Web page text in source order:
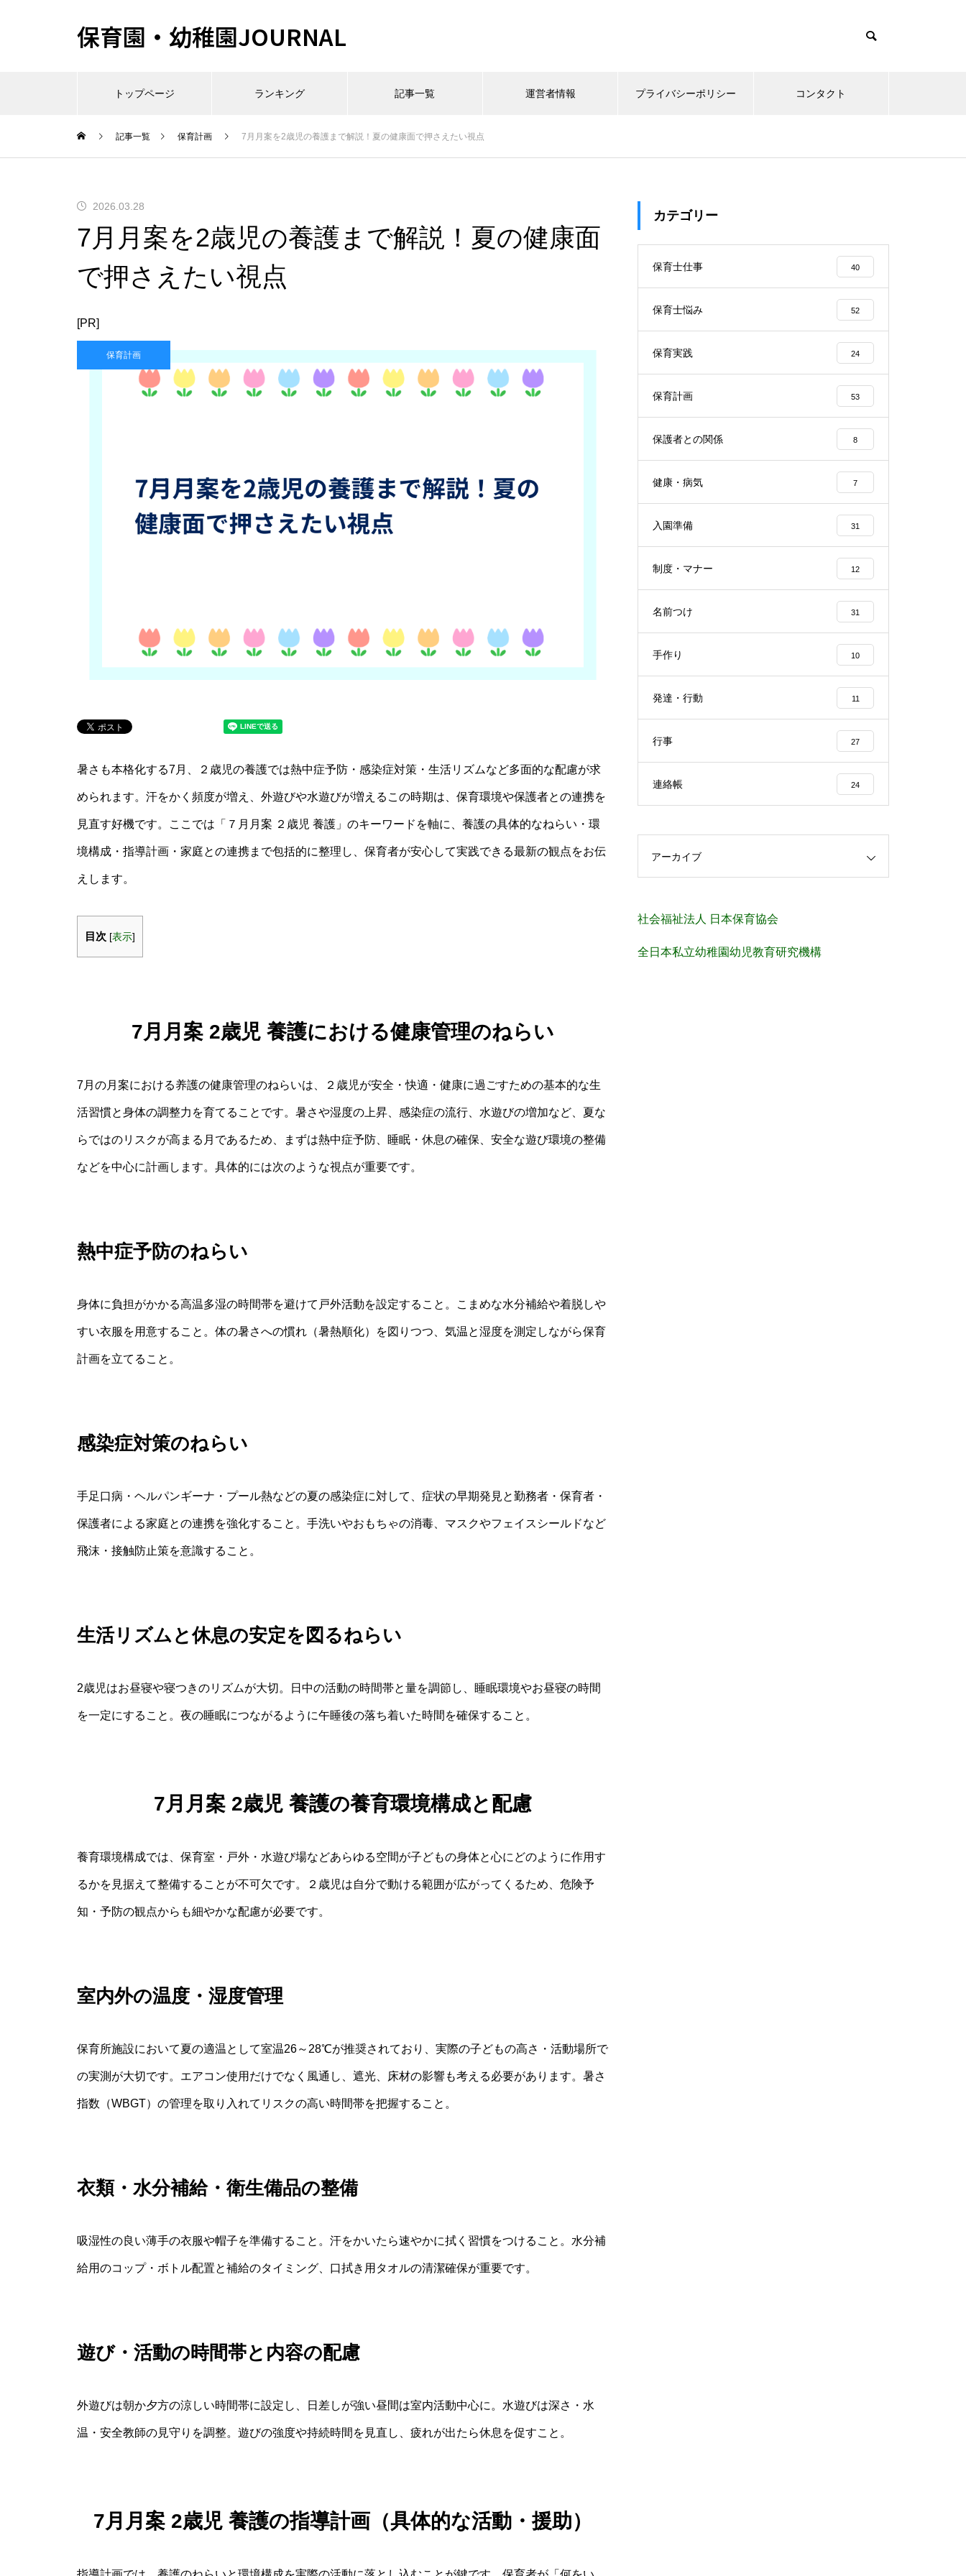
保育園・幼稚園JOURNAL
トップページ ランキング 記事一覧 運営者情報 プライバシーポリシー コンタクト
記事一覧 保育計画 7月月案を2歳児の養護まで解説！夏の健康面で押さえたい視点
2026.03.28
7月月案を2歳児の養護まで解説！夏の健康面
で押さえたい視点
[PR]
保育計画
暑さも本格化する7月、２歳児の養護では熱中症予防・感染症対策・生活リズムなど多面的な配慮が求
められます。汗をかく頻度が増え、外遊びや水遊びが増えるこの時期は、保育環境や保護者との連携を
見直す好機です。ここでは「７月月案 ２歳児 養護」のキーワードを軸に、養護の具体的なねらい・環
境構成・指導計画・家庭との連携まで包括的に整理し、保育者が安心して実践できる最新の観点をお伝
えします。
目次 [表示]
7月月案 2歳児 養護における健康管理のねらい
7月の月案における养護の健康管理のねらいは、２歳児が安全・快適・健康に過ごすための基本的な生
活習慣と身体の調整力を育てることです。暑さや湿度の上昇、感染症の流行、水遊びの増加など、夏な
らではのリスクが高まる月であるため、まずは熱中症予防、睡眠・休息の確保、安全な遊び環境の整備
などを中心に計画します。具体的には次のような視点が重要です。
熱中症予防のねらい
身体に負担がかかる高温多湿の時間帯を避けて戸外活動を設定すること。こまめな水分補給や着脱しや
すい衣服を用意すること。体の暑さへの慣れ（暑熱順化）を図りつつ、気温と湿度を測定しながら保育
計画を立てること。
感染症対策のねらい
手足口病・ヘルパンギーナ・プール熱などの夏の感染症に対して、症状の早期発見と勤務者・保育者・
保護者による家庭との連携を強化すること。手洗いやおもちゃの消毒、マスクやフェイスシールドなど
飛沫・接触防止策を意識すること。
生活リズムと休息の安定を図るねらい
2歳児はお昼寝や寝つきのリズムが大切。日中の活動の時間帯と量を調節し、睡眠環境やお昼寝の時間
を一定にすること。夜の睡眠につながるように午睡後の落ち着いた時間を確保すること。
7月月案 2歳児 養護の養育環境構成と配慮
養育環境構成では、保育室・戸外・水遊び場などあらゆる空間が子どもの身体と心にどのように作用す
るかを見据えて整備することが不可欠です。２歳児は自分で動ける範囲が広がってくるため、危険予
知・予防の観点からも細やかな配慮が必要です。
室内外の温度・湿度管理
保育所施設において夏の適温として室温26～28℃が推奨されており、実際の子どもの高さ・活動場所で
の実測が大切です。エアコン使用だけでなく風通し、遮光、床材の影響も考える必要があります。暑さ
指数（WBGT）の管理を取り入れてリスクの高い時間帯を把握すること。
衣類・水分補給・衛生備品の整備
吸湿性の良い薄手の衣服や帽子を準備すること。汗をかいたら速やかに拭く習慣をつけること。水分補
給用のコップ・ボトル配置と補給のタイミング、口拭き用タオルの清潔確保が重要です。
遊び・活動の時間帯と内容の配慮
外遊びは朝か夕方の涼しい時間帯に設定し、日差しが強い昼間は室内活動中心に。水遊びは深さ・水
温・安全教師の見守りを調整。遊びの強度や持続時間を見直し、疲れが出たら休息を促すこと。
7月月案 2歳児 養護の指導計画（具体的な活動・援助）
カテゴリー
保育士仕事 40
保育士悩み 52
保育実践 24
保育計画 53
保護者との関係 8
健康・病気 7
入園準備 31
制度・マナー 12
名前つけ 31
手作り 10
発達・行動 11
行事 27
連絡帳 24
アーカイブ
社会福祉法人 日本保育協会
全日本私立幼稚園幼児教育研究機構